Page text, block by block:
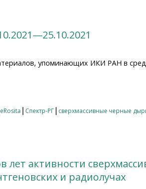
упоминающих ИКИ РАН в
eRosita | Спектр-РГ| сверхмассивные черные
лет активности
и радиолучах